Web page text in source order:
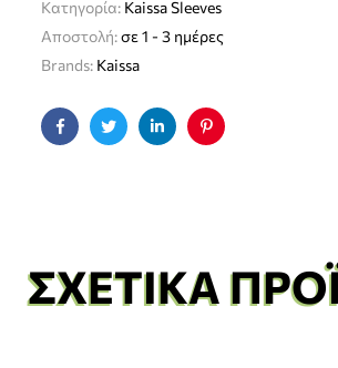
Κατηγορία: Kaissa Sleeves
Αποστολή:σε 1 - 3 ημέρες
Brands: Kaissa
FacebookTwitterLinkedinPinterest
ΣΧΕΤΙΚΆ